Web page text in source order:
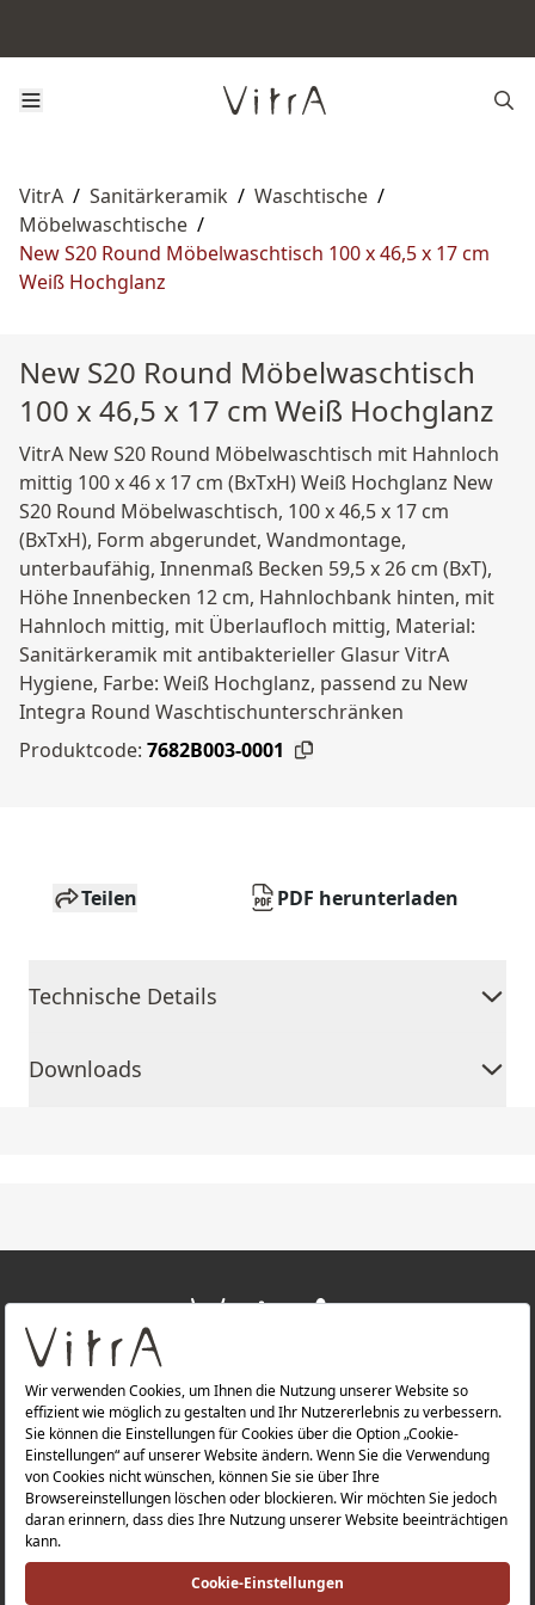
VitrA / Sanitärkeramik / Waschtische /
Möbelwaschtische /
New S20 Round Möbelwaschtisch 100 x 46,5 x 17 cm
Weiß Hochglanz
New S20 Round Möbelwaschtisch
100 x 46,5 x 17 cm Weiß Hochglanz
VitrA New S20 Round Möbelwaschtisch mit Hahnloch
mittig 100 x 46 x 17 cm (BxTxH) Weiß Hochglanz New
S20 Round Möbelwaschtisch, 100 x 46,5 x 17 cm
(BxTxH), Form abgerundet, Wandmontage,
unterbaufähig, Innenmaß Becken 59,5 x 26 cm (BxT),
Höhe Innenbecken 12 cm, Hahnlochbank hinten, mit
Hahnloch mittig, mit Überlaufloch mittig, Material:
Sanitärkeramik mit antibakterieller Glasur VitrA
Hygiene, Farbe: Weiß Hochglanz, passend zu New
Integra Round Waschtischunterschränken
Produktcode: 7682B003-0001
Teilen PDF herunterladen
Technische Details
Downloads
ÜBER UNS
PRODUKTE